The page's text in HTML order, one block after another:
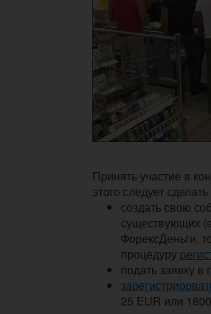
Принять участие в
этого следует
создать свою
существующих
ФорексДеньги,
процедуру
подать заявку
25 EUR или